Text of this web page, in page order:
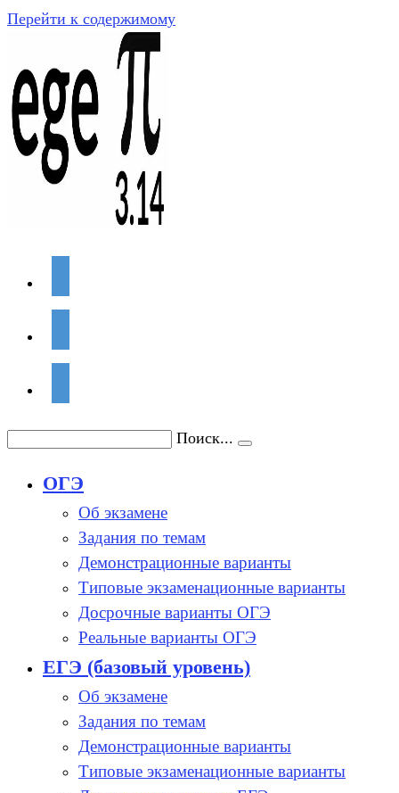
Перейти к содержимому
Поиск...
ОГЭ
Об экзамене
Задания по темам
Демонстрационные варианты
Типовые экзаменационные варианты
Досрочные варианты ОГЭ
Реальные варианты ОГЭ
ЕГЭ (базовый уровень)
Об экзамене
Задания по темам
Демонстрационные варианты
Типовые экзаменационные варианты